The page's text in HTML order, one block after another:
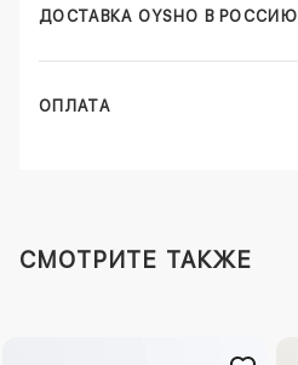
ДОСТАВКА OYSHO В РОССИЮ
ОПЛАТА
СМОТРИТЕ ТАКЖЕ